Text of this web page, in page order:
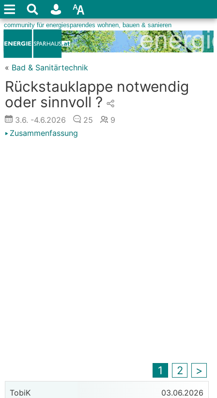
« Bad & Sanitärtechnik
Rückstauklappe notwendig
oder sinnvoll ?
3.6. -4.6.2026 25
9
Zusammenfassung
1 2 >
TobiK 03.06.2026